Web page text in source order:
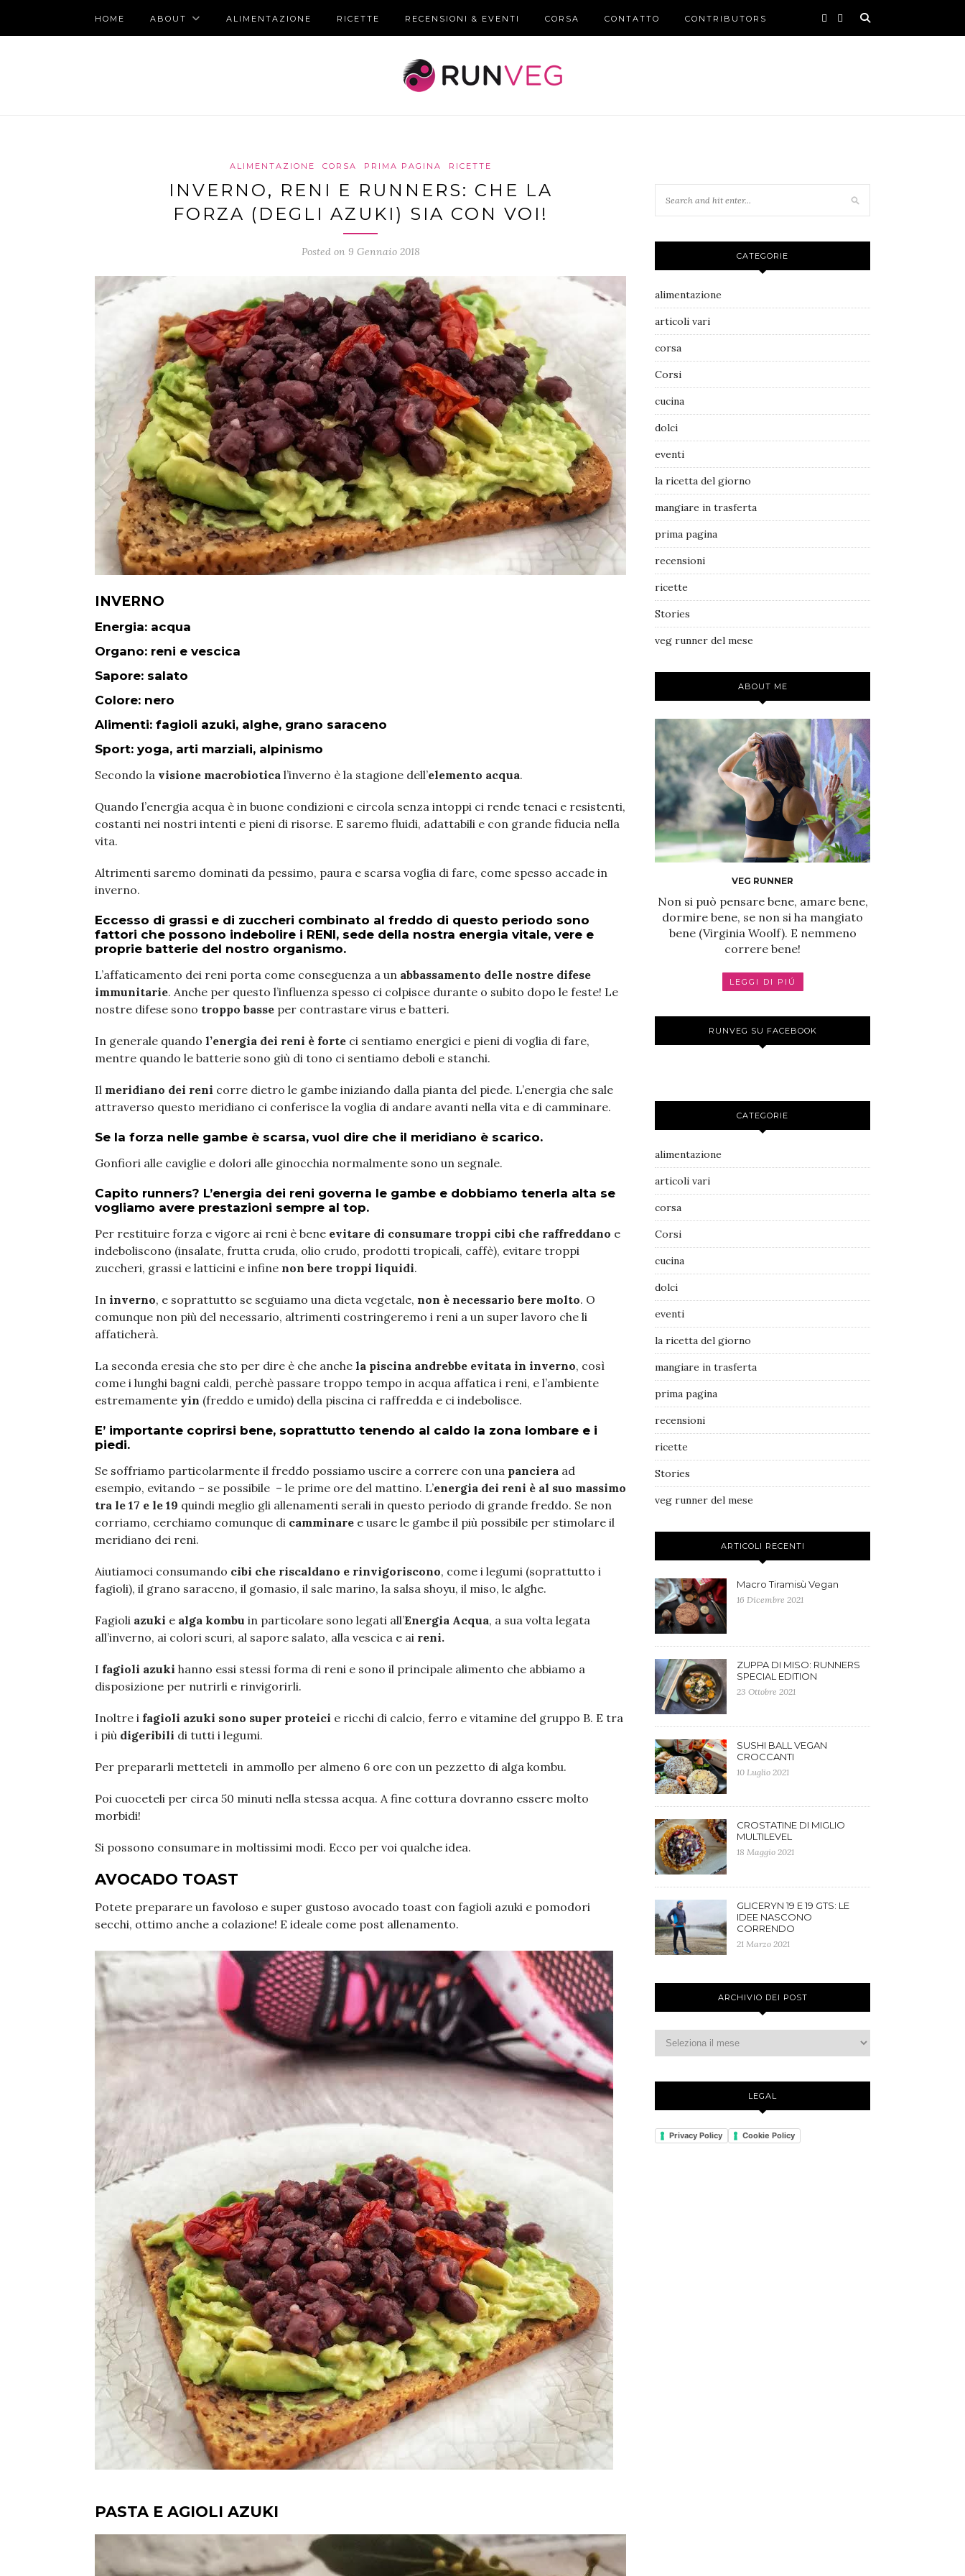
HOME ABOUT ALIMENTAZIONE RICETTE RECENSIONI & EVENTI CORSA CONTATTO CONTRIBUTORS
ALIMENTAZIONE CORSA PRIMA PAGINA RICETTE
INVERNO, RENI E RUNNERS: CHE LA
FORZA (DEGLI AZUKI) SIA CON VOI!
Posted on 9 Gennaio 2018
INVERNO
Energia: acqua
Organo: reni e vescica
Sapore: salato
Colore: nero
Alimenti: fagioli azuki, alghe, grano saraceno
Sport: yoga, arti marziali, alpinismo
Secondo la visione macrobiotica l’inverno è la stagione dell’elemento acqua.
Quando l’energia acqua è in buone condizioni e circola senza intoppi ci rende tenaci e resistenti,
costanti nei nostri intenti e pieni di risorse. E saremo fluidi, adattabili e con grande fiducia nella
vita.
Altrimenti saremo dominati da pessimo, paura e scarsa voglia di fare, come spesso accade in
inverno.
Eccesso di grassi e di zuccheri combinato al freddo di questo periodo sono
fattori che possono indebolire i RENI, sede della nostra energia vitale, vere e
proprie batterie del nostro organismo.
L’affaticamento dei reni porta come conseguenza a un abbassamento delle nostre difese
immunitarie. Anche per questo l’influenza spesso ci colpisce durante o subito dopo le feste! Le
nostre difese sono troppo basse per contrastare virus e batteri.
In generale quando l’energia dei reni è forte ci sentiamo energici e pieni di voglia di fare,
mentre quando le batterie sono giù di tono ci sentiamo deboli e stanchi.
Il meridiano dei reni corre dietro le gambe iniziando dalla pianta del piede. L’energia che sale
attraverso questo meridiano ci conferisce la voglia di andare avanti nella vita e di camminare.
Se la forza nelle gambe è scarsa, vuol dire che il meridiano è scarico.
Gonfiori alle caviglie e dolori alle ginocchia normalmente sono un segnale.
Capito runners? L’energia dei reni governa le gambe e dobbiamo tenerla alta se
vogliamo avere prestazioni sempre al top.
Per restituire forza e vigore ai reni è bene evitare di consumare troppi cibi che raffreddano e
indeboliscono (insalate, frutta cruda, olio crudo, prodotti tropicali, caffè), evitare troppi
zuccheri, grassi e latticini e infine non bere troppi liquidi.
In inverno, e soprattutto se seguiamo una dieta vegetale, non è necessario bere molto. O
comunque non più del necessario, altrimenti costringeremo i reni a un super lavoro che li
affaticherà.
La seconda eresia che sto per dire è che anche la piscina andrebbe evitata in inverno, così
come i lunghi bagni caldi, perchè passare troppo tempo in acqua affatica i reni, e l’ambiente
estremamente yin (freddo e umido) della piscina ci raffredda e ci indebolisce.
E’ importante coprirsi bene, soprattutto tenendo al caldo la zona lombare e i
piedi.
Se soffriamo particolarmente il freddo possiamo uscire a correre con una panciera ad
esempio, evitando – se possibile – le prime ore del mattino. L’energia dei reni è al suo massimo
tra le 17 e le 19 quindi meglio gli allenamenti serali in questo periodo di grande freddo. Se non
corriamo, cerchiamo comunque di camminare e usare le gambe il più possibile per stimolare il
meridiano dei reni.
Aiutiamoci consumando cibi che riscaldano e rinvigoriscono, come i legumi (soprattutto i
fagioli), il grano saraceno, il gomasio, il sale marino, la salsa shoyu, il miso, le alghe.
Fagioli azuki e alga kombu in particolare sono legati all’Energia Acqua, a sua volta legata
all’inverno, ai colori scuri, al sapore salato, alla vescica e ai reni.
I fagioli azuki hanno essi stessi forma di reni e sono il principale alimento che abbiamo a
disposizione per nutrirli e rinvigorirli.
Inoltre i fagioli azuki sono super proteici e ricchi di calcio, ferro e vitamine del gruppo B. E tra
i più digeribili di tutti i legumi.
Per prepararli metteteli in ammollo per almeno 6 ore con un pezzetto di alga kombu.
Poi cuoceteli per circa 50 minuti nella stessa acqua. A fine cottura dovranno essere molto
morbidi!
Si possono consumare in moltissimi modi. Ecco per voi qualche idea.
AVOCADO TOAST
Potete preparare un favoloso e super gustoso avocado toast con fagioli azuki e pomodori
secchi, ottimo anche a colazione! E ideale come post allenamento.
PASTA E AGIOLI AZUKI
CATEGORIE
alimentazione
articoli vari
corsa
Corsi
cucina
dolci
eventi
la ricetta del giorno
mangiare in trasferta
prima pagina
recensioni
ricette
Stories
veg runner del mese
ABOUT ME
VEG RUNNER
Non si può pensare bene, amare bene,
dormire bene, se non si ha mangiato
bene (Virginia Woolf). E nemmeno
correre bene!
LEGGI DI PIÚ
RUNVEG SU FACEBOOK
CATEGORIE
alimentazione
articoli vari
corsa
Corsi
cucina
dolci
eventi
la ricetta del giorno
mangiare in trasferta
prima pagina
recensioni
ricette
Stories
veg runner del mese
ARTICOLI RECENTI
Macro Tiramisù Vegan
16 Dicembre 2021
ZUPPA DI MISO: RUNNERS
SPECIAL EDITION
23 Ottobre 2021
SUSHI BALL VEGAN
CROCCANTI
10 Luglio 2021
CROSTATINE DI MIGLIO
MULTILEVEL
18 Maggio 2021
GLICERYN 19 E 19 GTS: LE
IDEE NASCONO
CORRENDO
21 Marzo 2021
ARCHIVIO DEI POST
LEGAL
Privacy Policy Cookie Policy